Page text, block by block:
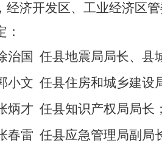
经济开发区、工业经济区
：
治国 任县地震局局长、县
小文 任县住房和城乡建设
炳才 任县知识产权局局长
春雷 任县应急管理局副局